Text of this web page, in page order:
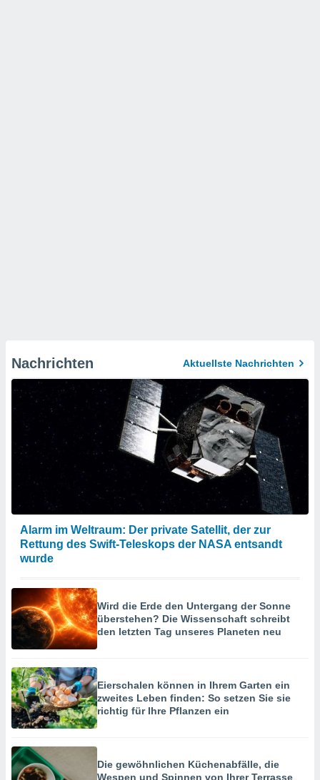
Nachrichten Aktuellste Nachrichten
Alarm im Weltraum: Der private Satellit, der zur
Rettung des Swift-Teleskops der NASA entsandt
wurde
Wird die Erde den Untergang der Sonne
überstehen? Die Wissenschaft schreibt
den letzten Tag unseres Planeten neu
Eierschalen können in Ihrem Garten ein
zweites Leben finden: So setzen Sie sie
richtig für Ihre Pflanzen ein
Die gewöhnlichen Küchenabfälle, die
Wespen und Spinnen von Ihrer Terrasse